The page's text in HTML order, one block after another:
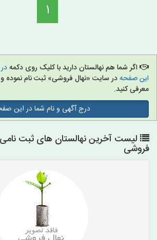
1
اگر شما هم نهالستان دارید با کلیک روی دکمه
این صفحهدر سایت «نهال فروشی» ثبت نام نموده
معرفی کنید.
درج آگهی و نام شما در این
لیست آخرین نهالستان های ثبت نامی
فروشی